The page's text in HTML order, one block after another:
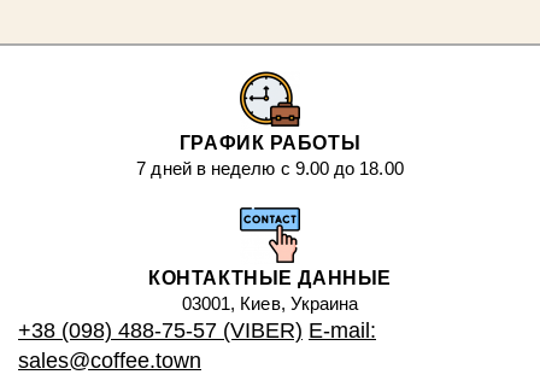
ГРАФИК РАБОТЫ
7 дней в неделю с 9.00 до 18.00
КОНТАКТНЫЕ ДАННЫЕ
03001, Киев, Украина
+38 (098) 488-75-57 (VIBER) E-mail:
sales@coffee.town